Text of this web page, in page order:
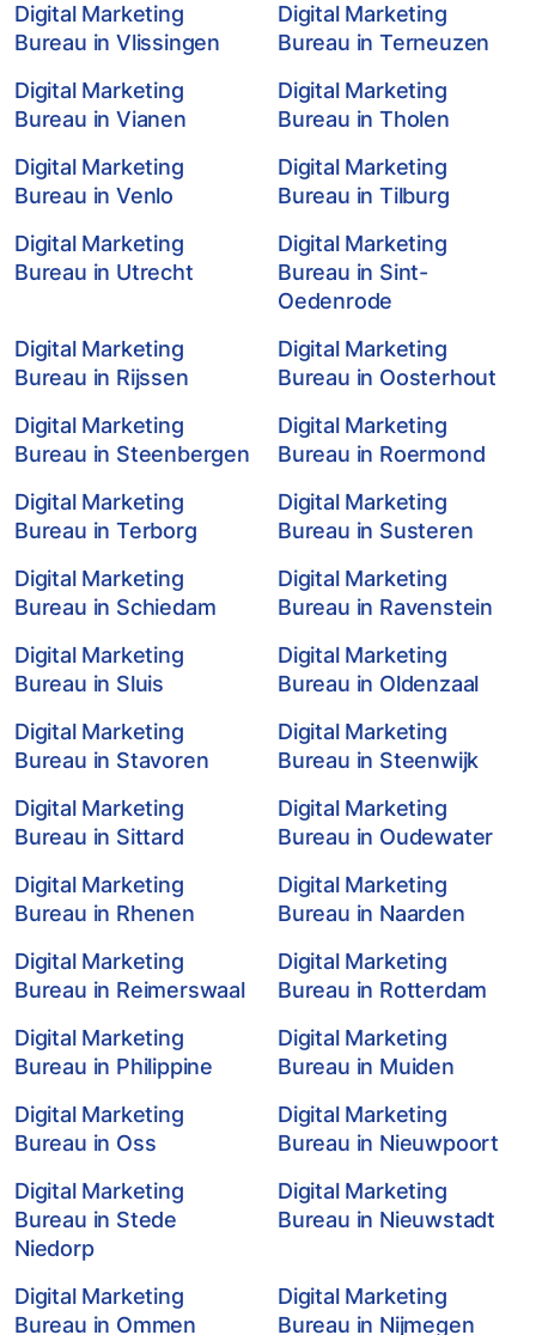
Digital Marketing
Bureau in Vlissingen
Digital Marketing
Bureau in Terneuzen
Digital Marketing
Bureau in Vianen
Digital Marketing
Bureau in Tholen
Digital Marketing
Bureau in Venlo
Digital Marketing
Bureau in Tilburg
Digital Marketing
Bureau in Utrecht
Digital Marketing
Bureau in Sint-
Oedenrode
Digital Marketing
Bureau in Rijssen
Digital Marketing
Bureau in Oosterhout
Digital Marketing
Bureau in Steenbergen
Digital Marketing
Bureau in Roermond
Digital Marketing
Bureau in Terborg
Digital Marketing
Bureau in Susteren
Digital Marketing
Bureau in Schiedam
Digital Marketing
Bureau in Ravenstein
Digital Marketing
Bureau in Sluis
Digital Marketing
Bureau in Oldenzaal
Digital Marketing
Bureau in Stavoren
Digital Marketing
Bureau in Steenwijk
Digital Marketing
Bureau in Sittard
Digital Marketing
Bureau in Oudewater
Digital Marketing
Bureau in Rhenen
Digital Marketing
Bureau in Naarden
Digital Marketing
Bureau in Reimerswaal
Digital Marketing
Bureau in Rotterdam
Digital Marketing
Bureau in Philippine
Digital Marketing
Bureau in Muiden
Digital Marketing
Bureau in Oss
Digital Marketing
Bureau in Nieuwpoort
Digital Marketing
Bureau in Stede
Niedorp
Digital Marketing
Bureau in Nieuwstadt
Digital Marketing
Bureau in Ommen
Digital Marketing
Bureau in Nijmegen